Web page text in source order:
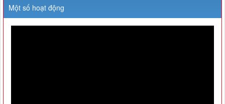
Một số hoạt động